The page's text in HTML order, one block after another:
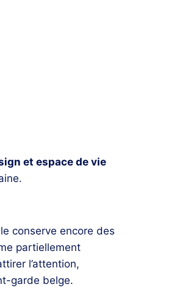
et espace de vie
conserve encore des
partiellement
l’attention,
garde belge.